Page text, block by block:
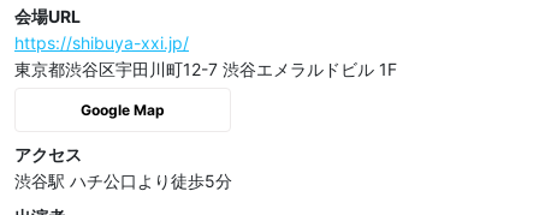
会場URL
https://shibuya-xxi.jp/
東京都渋谷区宇田川町12-7 渋谷エメラルドビル 1F
Google Map
アクセス
渋谷駅 ハチ公口より徒歩5分